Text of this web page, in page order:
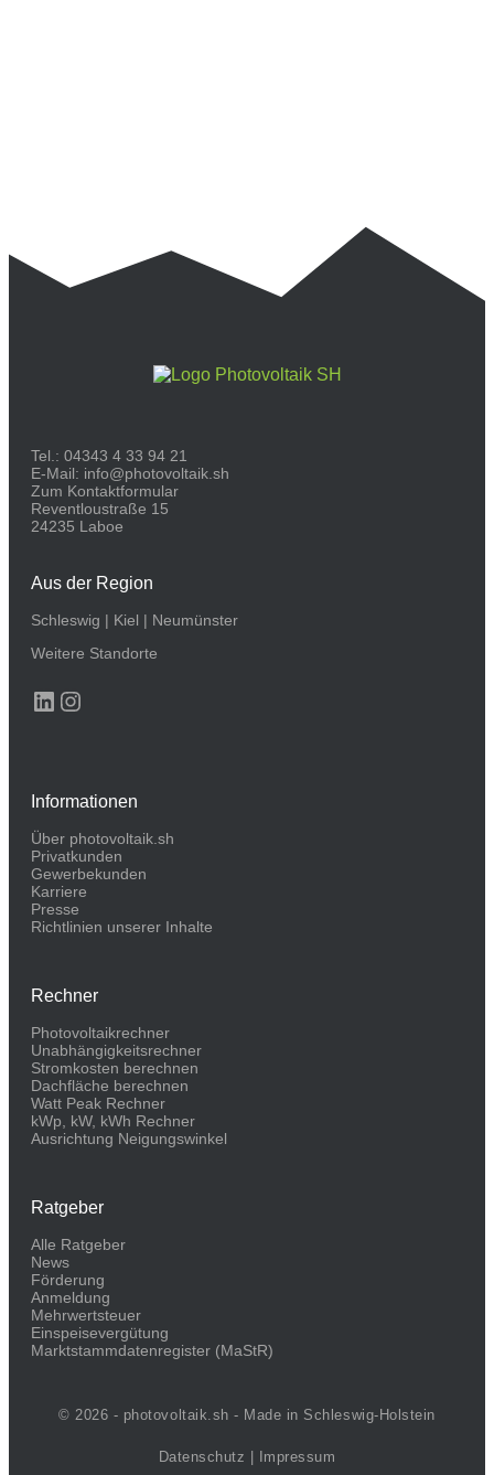
Tel.: 04343 4 33 94 21
E-Mail: info@photovoltaik.sh
Zum Kontaktformular
Reventloustraße 15
24235 Laboe
Aus der Region
Schleswig | Kiel | Neumünster
Weitere Standorte
LinkedIn
Instagram
Informationen
Über photovoltaik.sh
Privatkunden
Gewerbekunden
Karriere
Presse
Richtlinien unserer Inhalte
Rechner
Photovoltaikrechner
Unabhängigkeitsrechner
Stromkosten berechnen
Dachfläche berechnen
Watt Peak Rechner
kWp, kW, kWh Rechner
Ausrichtung Neigungswinkel
Ratgeber
Alle Ratgeber
News
Förderung
Anmeldung
Mehrwertsteuer
Einspeisevergütung
Marktstammdaten­register (MaStR)
© 2026 - photovoltaik.sh - Made in Schleswig-Holstein
Datenschutz | Impressum